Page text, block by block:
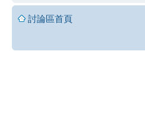
討論區首頁